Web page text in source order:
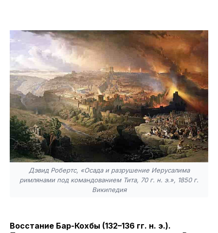
Дэвид Робертс, «Осада и разрушение Иерусалима
римлянами под командованием Тита, 70 г. н. э.», 1850 г.
Википедия
Восстание Бар-Кохбы (132–136 гг. н. э.).